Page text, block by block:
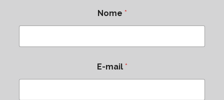
Nome *
E-mail *